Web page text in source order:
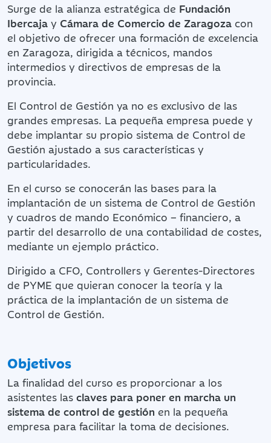
Surge de la alianza estratégica de Fundación
Ibercaja y Cámara de Comercio de Zaragoza con
el objetivo de ofrecer una formación de excelencia
en Zaragoza, dirigida a técnicos, mandos
intermedios y directivos de empresas de la
provincia.
El Control de Gestión ya no es exclusivo de las
grandes empresas. La pequeña empresa puede y
debe implantar su propio sistema de Control de
Gestión ajustado a sus características y
particularidades.
En el curso se conocerán las bases para la
implantación de un sistema de Control de Gestión
y cuadros de mando Económico – financiero, a
partir del desarrollo de una contabilidad de costes,
mediante un ejemplo práctico.
Dirigido a CFO, Controllers y Gerentes-Directores
de PYME que quieran conocer la teoría y la
práctica de la implantación de un sistema de
Control de Gestión.
Objetivos
La finalidad del curso es proporcionar a los
asistentes las claves para poner en marcha un
sistema de control de gestión en la pequeña
empresa para facilitar la toma de decisiones.